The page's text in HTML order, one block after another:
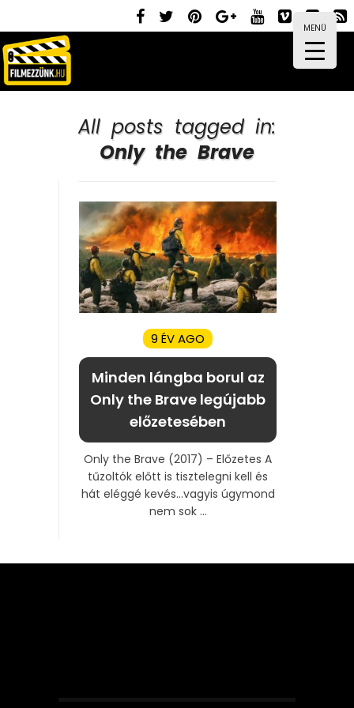
MENÜ
All posts tagged in:
Only the Brave
9 ÉV AGO
Minden lángba borul az
Only the Brave legújabb
előzetesében
Only the Brave (2017) – Előzetes A
tűzoltók előtt is tisztelegni kell és
hát eléggé kevés…vagyis úgymond
nem sok ...